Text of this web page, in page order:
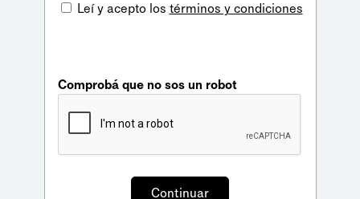
Leí y acepto los términos y condiciones
Comprobá que no sos un robot